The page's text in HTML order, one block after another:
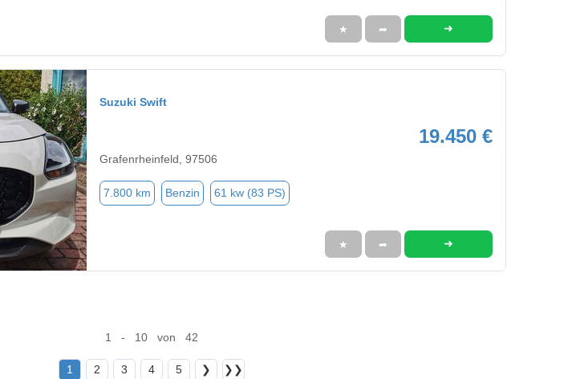
★ ➦ ➜
Suzuki Swift
19.450 €
Grafenrheinfeld, 97506
7.800 km Benzin 61 kw (83 PS)
★ ➦ ➜
1 - 10 von 42
1 2 3 4 5 ❯ ❯❯